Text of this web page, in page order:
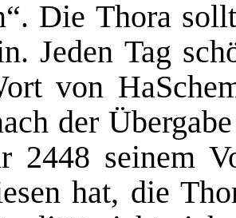
Die Thora
Jeden Tag
von
der
2448 seinem
hat, die